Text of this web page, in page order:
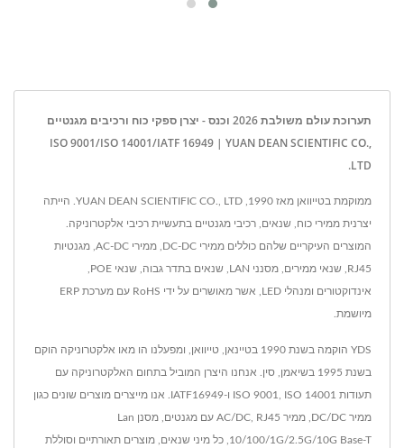
תערוכת עולם משולבת 2026 וכנס - יצרן ספקי כוח ורכיבים מגנטיים
ISO 9001/ISO 14001/IATF 16949 | YUAN DEAN SCIENTIFIC CO.,
LTD.
ממוקמת בטייוואן מאז 1990, YUAN DEAN SCIENTIFIC CO., LTD. הייתה
יצרנית ממירי כוח, שנאים, רכיבי מגנטיים בתעשיית רכיבי אלקטרוניקה.
המוצרים העיקריים שלהם כוללים ממירי DC-DC, ממירי AC-DC, מגנטיות
אינדוקטורים ומנהלי LED, אשר מאושרים על ידי RoHS עם מערכת ERP
מיושמת.
YDS הוקמה בשנת 1990 בטיינאן, טייוואן, ומפעלנו הו מאו אלקטרוניקה הוקם
בשנת 1995 בשיאמן, סין. אנחנו היצרן המוביל בתחום האלקטרוניקה עם
תעודות ISO 9001, ISO 14001 ו-IATF16949. אנו מייצרים מוצרים שונים כגון
ממיר DC/DC, ממיר AC/DC, RJ45 עם מגנטים, מסנן Lan
10/100/1G/2.5G/10G Base-T, כל מיני שנאים, מוצרים תאורתיים וסוללת